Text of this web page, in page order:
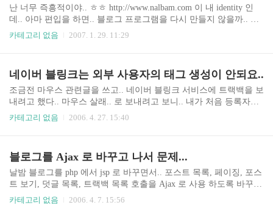
P%20%uC5D0%uC11C%20XML%20%uBB38%uC11C%uB97C%20%u
BCF4%uB0B4%uC790%2..
난 너무 즉흥적이야.. ㅎㅎ http://www.nalbam.com 이 내 identity 인
데.. 아마 편입을 하면.. 블로그 프로그램을 다시 만들지 않을까.. 이
번엔 Spring, Webwork, iBatis 를 이용해 봐야지.. 그리고, 플래너도 웹
카테고리 없음 2007. 1. 29. 11:29
네이버 블링크는 외부 사용자의 태그 생성이 안되요..
조금전 마우스 관련글을 쓰고.. 네이버 블링크 서비스에 트랙백을 보
내려고 했다.. 마우스 살래.. 로 보내려고 보니.. 내가 처음 등록자이
다.. 앗.. 네이버 블로그만 등록 할수 있게 되어있다.. ㅡ.ㅡ;; 이미 생
카테고리 없음 2006. 4. 27. 15:40
블로그를 Ajax 로 바꾸고 나서 문제...
날밤 블로그를 php 에서 jsp 로 바꾸면서.. 포스트 목록, 페이징, 포스
트 보기, 덧글 목록, 트랙백 목록 호출을 Ajax 로 사용 하도록 바꾸었
다.. 좌측의 최근 글, 최근 덧글, 최근 트랙백은 10초에 한번 Ajax 호
카테고리 없음 2006. 4. 7. 15:56